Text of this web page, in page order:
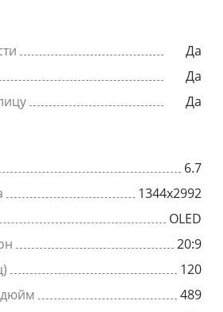
Да
Да
Да
6.7
1344x2992
OLED
20:9
120
дюйм
489